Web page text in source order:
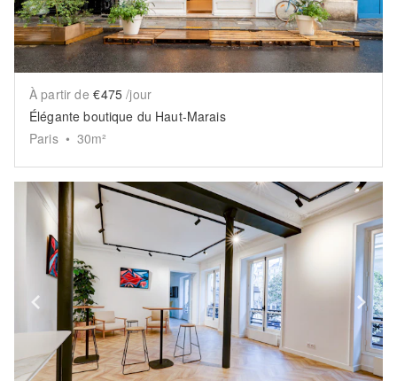
À partir de €475 /jour
Élégante boutique du Haut-Marais
Paris • 30m²
Show previous slide